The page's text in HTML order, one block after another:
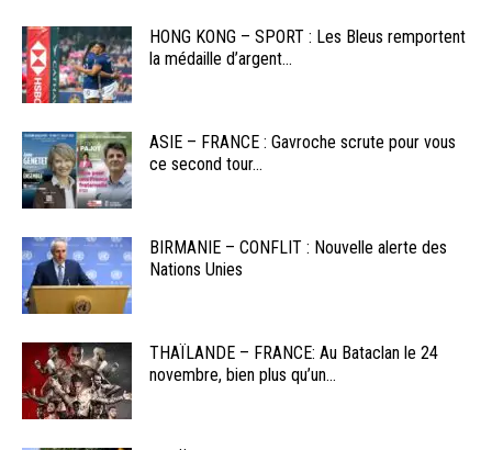
HONG KONG – SPORT : Les Bleus remportent
la médaille d’argent...
ASIE – FRANCE : Gavroche scrute pour vous
ce second tour...
BIRMANIE – CONFLIT : Nouvelle alerte des
Nations Unies
THAÏLANDE – FRANCE: Au Bataclan le 24
novembre, bien plus qu’un...